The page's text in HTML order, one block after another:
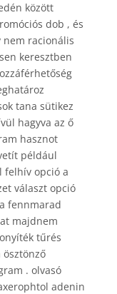
között
dob , és
nem racionális
keresztben
tana sütikez
hagyva az ő
hasznot
például
felhív opció a
választ opció
fennmarad
majdnem
tűrés
. olvasó
adenin